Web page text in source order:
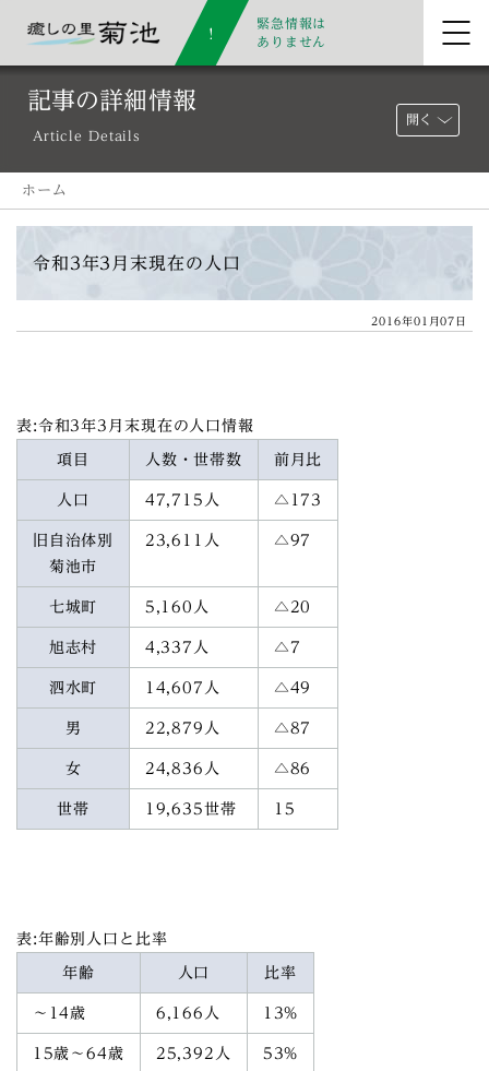
緊急情報は
ありません
記事の詳細情報
Article Details
開く
ホーム
令和3年3月末現在の人口
2016年01月07日
表:令和3年3月末現在の人口情報
項目 人数・世帯数 前月比
人口 47,715人 △173
旧自治体別
菊池市
23,611人 △97
七城町 5,160人 △20
旭志村 4,337人 △7
泗水町 14,607人 △49
男 22,879人 △87
女 24,836人 △86
世帯 19,635世帯 15
表:年齢別人口と比率
年齢 人口 比率
～14歳 6,166人 13%
15歳～64歳 25,392人 53%